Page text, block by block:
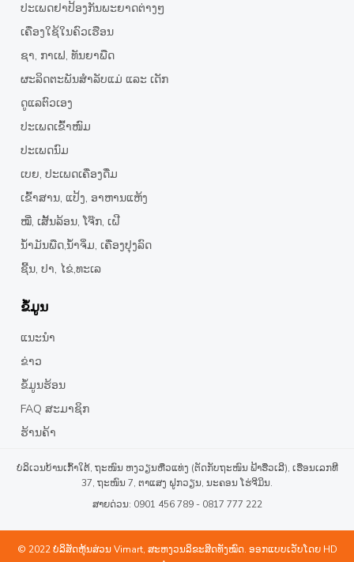
ປະເພດຢາປ້ອງກັນພະຍາດຕ່າງໆ
ເຄື່ອງໃຊ້ໃນຄົວເຮືອນ
ຊາ,​ ກາເຟ, ທັນຍາພືດ
ຜະລິດຕະພັນສຳລັບແມ່ ແລະ ເດັກ
ດູແລຕົວເອງ
ປະເພດເຂົ້າໜົມ
ປະເພດນົມ
ເບຍ, ປະເພດເຄື່ອງດື່ມ
ເຂົ້າສານ, ແປ້ງ, ອາຫານແຫ້ງ
ໝີ່, ເສັ້ນລ້ອນ, ໂຈ໊ກ, ເຝີ
ນໍ້າມັນພືດ,ນໍ້າຈິ່ມ, ເຄື່ອງປຸງລົດ
ຊີ້ນ, ປາ, ໄຂ່,ທະເລ
ຂໍ້ມູນ
ແນະນຳ
ຂ່າວ
ຂໍ້ມູນຮ້ອນ
FAQ ສະມາຊິກ
ຮ້ານຄ້າ
ບໍລິເວນບ້ານເກົ້າໃຕ້, ຖະໜົນ ຫງວຽນຫືວແທ່ງ (ຕັດກັບຖະໜົນ ຟ້າຮືວເລີ), ເຮືອນເລກທີ
37, ຖະໜົນ 7, ຕາແສງ ຝູກວຽນ, ນະຄອນ ໂຮ່ຈີມິນ.
ສາຍດ່ວນ: 0901 456 789 - 0817 777 222
© 2022 ບໍລິສັດຫຸ້ນສ່ວນ Vimart, ສະຫງວນລິຂະສິດທັງໝົດ. ອອກແບບເວັບໂດຍ HD